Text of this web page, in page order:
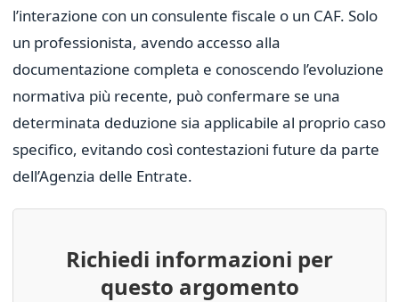
l’interazione con un consulente fiscale o un CAF. Solo
un professionista, avendo accesso alla
documentazione completa e conoscendo l’evoluzione
normativa più recente, può confermare se una
determinata deduzione sia applicabile al proprio caso
specifico, evitando così contestazioni future da parte
dell’Agenzia delle Entrate.
Richiedi informazioni per
questo argomento